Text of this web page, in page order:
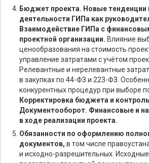
Бюджет проекта. Новые тенденции
деятельности ГИПа как
Взаимодействие ГИПа с
проектной организации. Влияние
ценообразования на стоимость
управление затратами с учётом
Релевантные и нерелевантные
в закупках по 44-ФЗ и 223-ФЗ.
конкурентных процедур при выборе
Корректировка бюджета и
Документооборот. Финансовые и
в ходе реализации проекта.
Обязанности по оформлению
документов, в том числе
и исходно-разрешительных.